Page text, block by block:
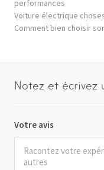
performances
Voiture électrique
Comment bien choisir
Notez et écrivez
Votre avis